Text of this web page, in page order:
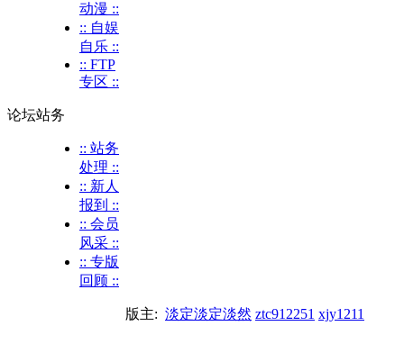
动漫 ::
:: 自娱
自乐 ::
:: FTP
专区 ::
论坛站务
:: 站务
处理 ::
:: 新人
报到 ::
:: 会员
风采 ::
:: 专版
回顾 ::
版主: 淡定淡定淡然 ztc912251 xjy1211